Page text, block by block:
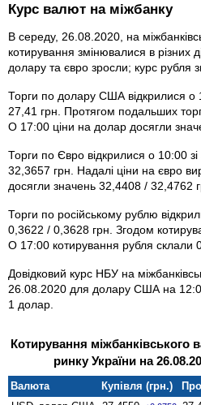
Курс валют на міжбанку
В середу, 26.08.2020, на
котирування змінювалися в різних
долару та євро зросли; курс рубля
Торги по долару США відкрилися
27,41 грн. Протягом подальших
О 17:00 ціни на долар досягли
Торги по Євро відкрилися о 10:00
32,3657 грн. Надалі ціни на євро
досягли значень 32,4408 / 32,4762
Торги по російському рублю
0,3622 / 0,3628 грн. Згодом
О 17:00 котирування рубля склали
Довідковий курс НБУ на
26.08.2020 для долару США на
1 долар.
Котирування міжбанківського
ринку України на
Валюта Купівля (грн.)